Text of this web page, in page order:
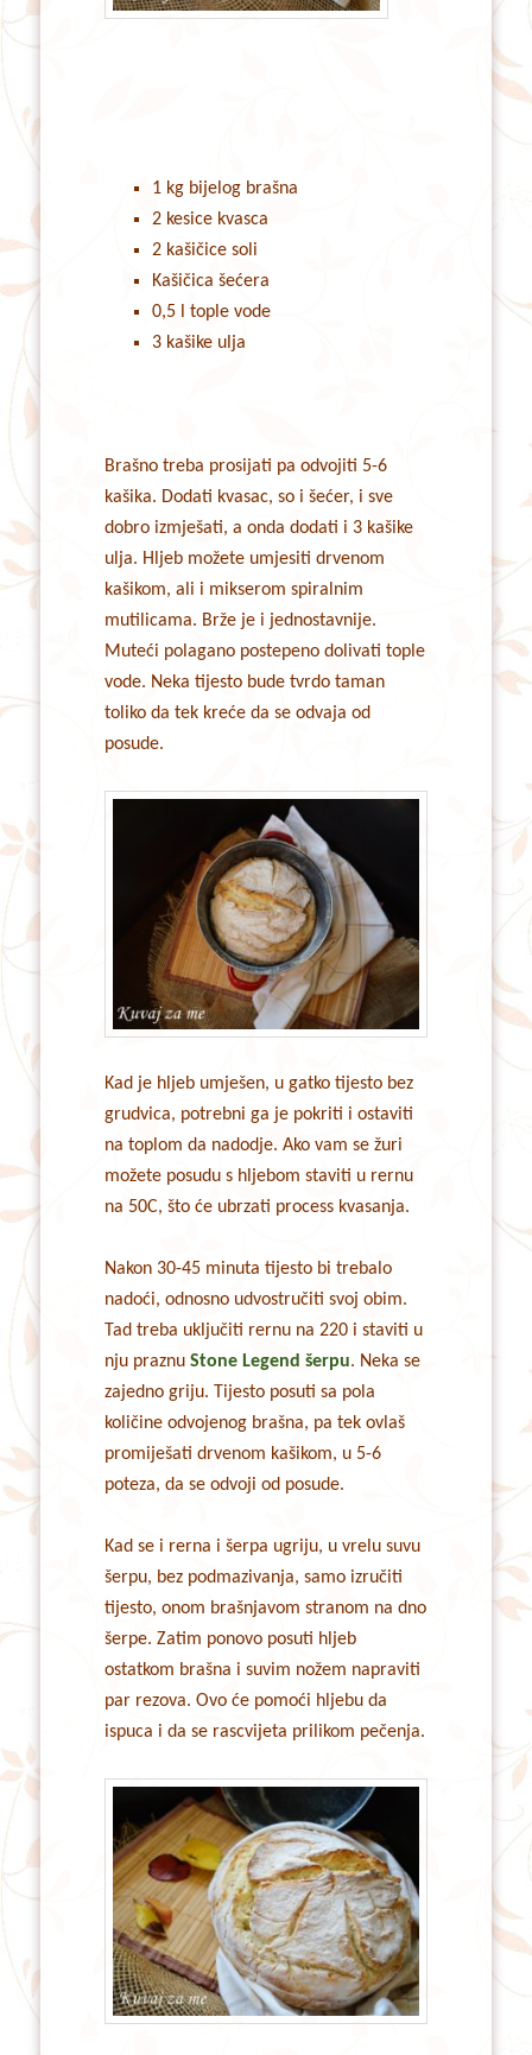
1 kg bijelog brašna
2 kesice kvasca
2 kašičice soli
Kašičica šećera
0,5 l tople vode
3 kašike ulja
Brašno treba prosijati pa odvojiti 5-6
kašika. Dodati kvasac, so i šećer, i sve
dobro izmješati, a onda dodati i 3 kašike
ulja. Hljeb možete umjesiti drvenom
kašikom, ali i mikserom spiralnim
mutilicama. Brže je i jednostavnije.
Muteći polagano postepeno dolivati tople
vode. Neka tijesto bude tvrdo taman
toliko da tek kreće da se odvaja od
posude.
Kad je hljeb umješen, u gatko tijesto bez
grudvica, potrebni ga je pokriti i ostaviti
na toplom da nadodje. Ako vam se žuri
možete posudu s hljebom staviti u rernu
na 50C, što će ubrzati process kvasanja.
Nakon 30-45 minuta tijesto bi trebalo
nadoći, odnosno udvostručiti svoj obim.
Tad treba uključiti rernu na 220 i staviti u
nju praznu Stone Legend šerpu. Neka se
zajedno griju. Tijesto posuti sa pola
količine odvojenog brašna, pa tek ovlaš
promiješati drvenom kašikom, u 5-6
poteza, da se odvoji od posude.
Kad se i rerna i šerpa ugriju, u vrelu suvu
šerpu, bez podmazivanja, samo izručiti
tijesto, onom brašnjavom stranom na dno
šerpe. Zatim ponovo posuti hljeb
ostatkom brašna i suvim nožem napraviti
par rezova. Ovo će pomoći hljebu da
ispuca i da se rascvijeta prilikom pečenja.